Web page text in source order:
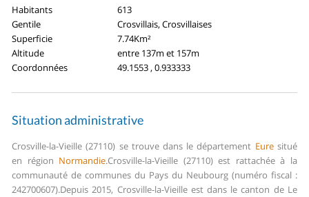
Habitants
613
Gentile
Crosvillais, Crosvillaises
Superficie
7.74Km²
Altitude
entre 137m et 157m
Coordonnées
49.1553 , 0.933333
Situation administrative
Crosville-la-Vieille (27110) se trouve dans le département Euresitué
en région Normandie.Crosville-la-Vieille (27110) est rattachée à la
communauté de communes du Pays du Neubourg (numéro fiscal :
242700607).Depuis 2015, Crosville-la-Vieille est dans le canton de Le